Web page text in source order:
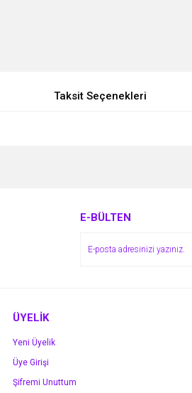
Taksit Seçenekleri
E-BÜLTEN
ÜYELİK
Yeni Üyelik
Üye Girişi
Şifremi Unuttum